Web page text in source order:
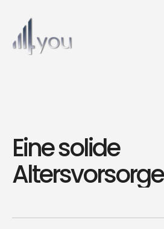
Eine solide
Altersvorsorge